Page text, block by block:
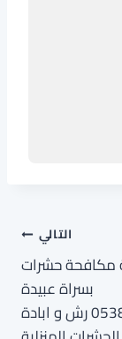
التالي
حشرات
بسراة عبيدة
0538965376 رش و ابادة